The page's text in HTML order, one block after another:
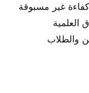
غير مسبوقة
العلمية
والطلاب